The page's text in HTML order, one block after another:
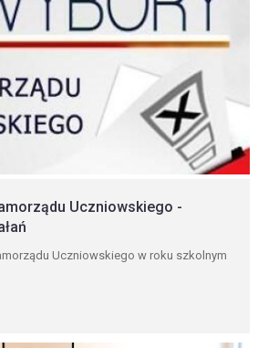
Uczniowskiego -
Uczniowskiego w roku szkolnym